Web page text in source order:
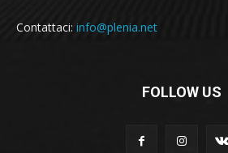
Contattaci: info@plenia.net
FOLLOW US